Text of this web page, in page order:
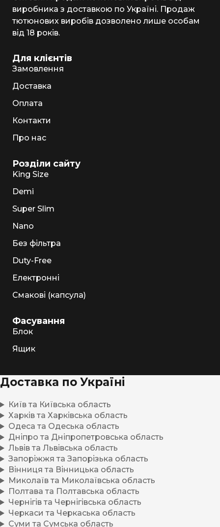
виробника з доставкою по Україні. Продаж
тютюнових виробів дозволено лише особам
від 18 років.
Для клієнтів
Замовлення
Доставка
Оплата
Контакти
Про нас
Розділи сайту
King Size
Demi
Super Slim
Nano
Без фільтра
Duty-Free
Електронні
Смакові (капсула)
Фасування
Блок
Ящик
Доставка по Україні
Київ та Київська область
Харків та Харківська область
Одеса та Одеська область
Дніпро та Дніпропетровська область
Львів та Львівська область
Запоріжжя та Запорізька область
Вінниця та Вінницька область
Миколаїв та Миколаївська область
Полтава та Полтавська область
Чернігів та Чернігівська область
Черкаси та Черкаська область
Суми та Сумська область